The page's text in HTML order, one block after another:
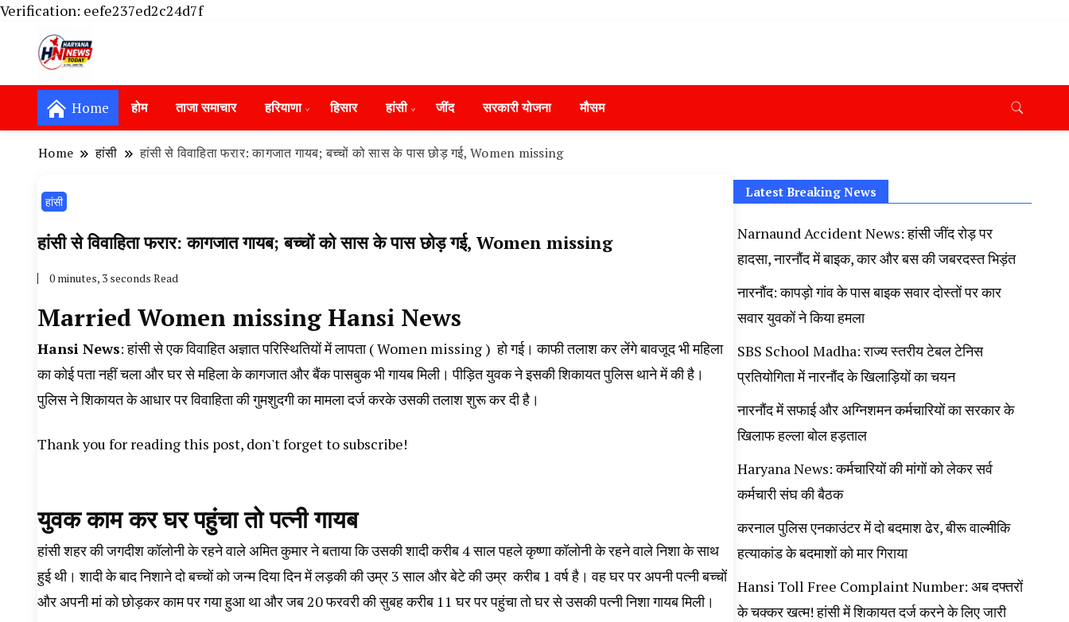
Verification: eefe237ed2c24d7f
Hansi News Today, Hisar Crime News Today, Narnaund News Live, Hansi News Live, Haryana ki Taaja Khabar, Haryana Crime News Today, Weather
Update in Haryana, Weather Alert in Haryana, Rain Alert in Haryana, Haryana Police Action, Haryana Porotet Update, Haryana Police Fir, Haryana
Portet Update News, Student Portest News, Kisan Protest News, AHN News, Abtak Haryana News,
Home होम ताजा समाचार हरियाणा हिसार हांसी ‌जींद सरकारी योजना मौसम
Home हांसी हांसी से विवाहिता फरार: कागजात गायब; बच्चों को सास के पास छोड़ गई, Women missing
हांसी
हांसी से विवाहिता फरार: कागजात गायब; बच्चों को सास के पास छोड़ गई, Women missing
0 minutes, 3 seconds Read
Married Women missing Hansi News
Hansi News: हांसी से एक विवाहित अज्ञात परिस्थितियों में लापता ( Women missing ) हो गई। काफी तलाश कर लेंगे बावजूद भी महिला
का कोई पता नहीं चला और घर से महिला के कागजात और बैंक पासबुक भी गायब मिली। पीड़ित युवक ने इसकी शिकायत पुलिस थाने में की है।
पुलिस ने शिकायत के आधार पर विवाहिता की गुमशुदगी का मामला दर्ज करके उसकी तलाश शुरू कर दी है।
Thank you for reading this post, don't forget to subscribe!
युवक काम कर घर पहुंचा तो पत्नी गायब
हांसी शहर की जगदीश कॉलोनी के रहने वाले अमित कुमार ने बताया कि उसकी शादी करीब 4 साल पहले कृष्णा कॉलोनी के रहने वाले निशा के साथ
हुई थी। शादी के बाद निशाने दो बच्चों को जन्म दिया दिन में लड़की की उम्र 3 साल और बेटे की उम्र करीब 1 वर्ष है। वह घर पर अपनी पत्नी बच्चों
और अपनी मां को छोड़कर काम पर गया हुआ था और जब 20 फरवरी की सुबह करीब 11 घर पर पहुंचा तो घर से उसकी पत्नी निशा गायब मिली।
Latest Breaking News
Narnaund Accident News: हांसी जींद रोड़ पर
हादसा, नारनौंद में बाइक, कार और बस की जबरदस्त भिड़ंत
नारनौंद: कापड़ो गांव के पास बाइक सवार दोस्तों पर कार
सवार युवकों ने किया हमला
SBS School Madha: राज्य स्तरीय टेबल टेनिस
प्रतियोगिता में नारनौंद के खिलाड़ियों का चयन
नारनौंद में सफाई और अग्निशमन कर्मचारियों का सरकार के
खिलाफ हल्ला बोल हड़ताल
Haryana News: कर्मचारियों की मांगों को लेकर सर्व
कर्मचारी संघ की बैठक
करनाल पुलिस एनकाउंटर में दो बदमाश ढेर, बीरू वाल्मीकि
हत्याकांड के बदमाशों को मार गिराया
Hansi Toll Free Complaint Number: अब दफ्तरों
के चक्कर खत्म! हांसी में शिकायत दर्ज करने के लिए जारी